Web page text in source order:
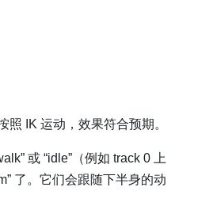
IK 运动，效果符合预期。
或 “idle”（例如 track 0 上
了。它们会跟随下半身的动